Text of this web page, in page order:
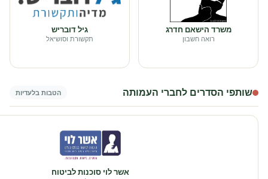
משרד הישאם חדרג
רואה חשבון
גיל דובריש
תקשורת וסושיאל
שותפי הסדרים לחברי העמותה הטבות בלעדיות
אשר לוי סוכנות לביטוח